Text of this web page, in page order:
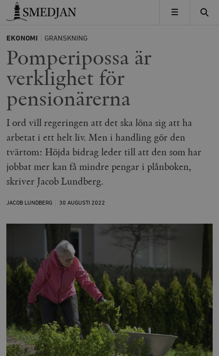
Timbro
MENY
EKONOMI GRANSKNING
Pomperipossa är
verklighet för
pensionärerna
I ord vill regeringen att det ska löna sig att ha
arbetat i ett helt liv. Men i handling gör den
tvärtom: Höjda bidrag leder till att den som har
jobbat mer kan få mindre pengar i plånboken,
skriver Jacob Lundberg.
JACOB LUNDBERG 30 AUGUSTI 2022